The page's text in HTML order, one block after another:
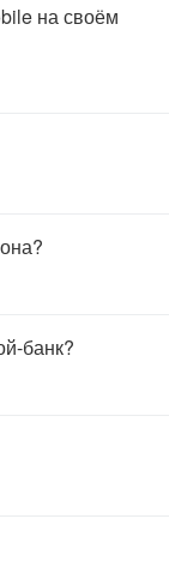
на своём
банк?